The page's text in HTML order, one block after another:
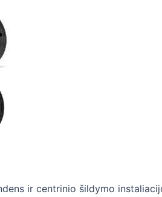
ir centrinio šildymo